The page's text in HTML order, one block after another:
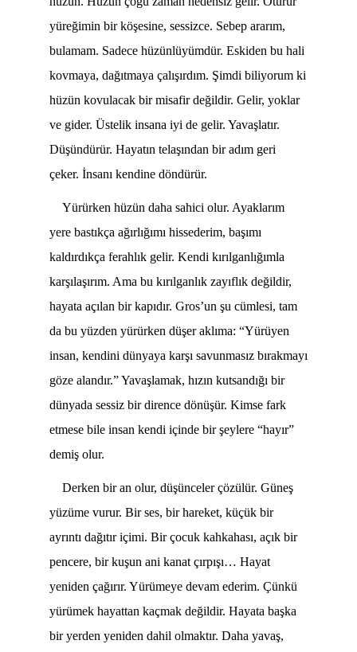
yüreğimin bir köşesine, sessizce. Sebep ararım,
bulamam. Sadece hüzünlüyümdür. Eskiden bu hali
kovmaya, dağıtmaya çalışırdım. Şimdi biliyorum ki
hüzün kovulacak bir misafir değildir. Gelir, yoklar
ve gider. Üstelik insana iyi de gelir. Yavaşlatır.
Düşündürür. Hayatın telaşından bir adım geri
çeker. İnsanı kendine döndürür.
Yürürken hüzün daha sahici olur. Ayaklarım
yere bastıkça ağırlığımı hissederim, başımı
kaldırdıkça ferahlık gelir. Kendi kırılganlığımla
karşılaşırım. Ama bu kırılganlık zayıflık değildir,
hayata açılan bir kapıdır. Gros’un şu cümlesi, tam
da bu yüzden yürürken düşer aklıma: “Yürüyen
insan, kendini dünyaya karşı savunmasız bırakmayı
göze alandır.” Yavaşlamak, hızın kutsandığı bir
dünyada sessiz bir dirence dönüşür. Kimse fark
etmese bile insan kendi içinde bir şeylere “hayır”
demiş olur.
Derken bir an olur, düşünceler çözülür. Güneş
yüzüme vurur. Bir ses, bir hareket, küçük bir
ayrıntı dağıtır içimi. Bir çocuk kahkahası, açık bir
pencere, bir kuşun ani kanat çırpışı… Hayat
yeniden çağırır. Yürümeye devam ederim. Çünkü
yürümek hayattan kaçmak değildir. Hayata başka
bir yerden yeniden dahil olmaktır. Daha yavaş,